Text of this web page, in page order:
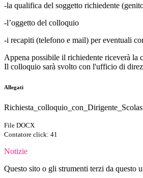
-la qualifica del soggetto richiedente
-l’oggetto del colloquio
-i recapiti (telefono e mail) per eventuali
Appena possibile il richiedente riceverà la
Il colloquio sarà svolto con l'ufficio di
Allegati
File DOCX
Contatore click: 41
Notizie
Questo sito o gli strumenti terzi da questo